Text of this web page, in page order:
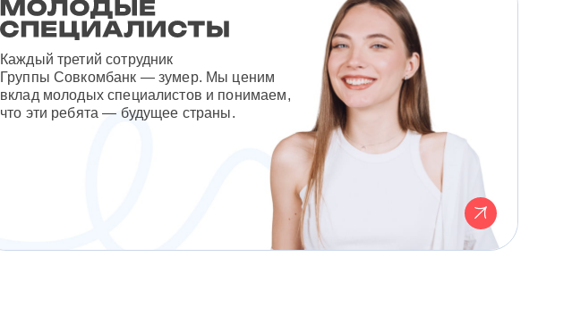
Каждый третий сотрудник
Группы Совкомбанк — зумер. Мы ценим
вклад молодых специалистов и понимаем,
что эти ребята — будущее страны.